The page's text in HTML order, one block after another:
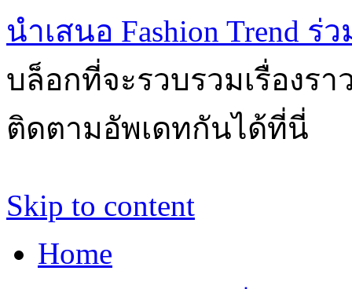
นำเสนอ Fashion Trend
บล็อกที่จะรวบรวมเรื่องร
ติดตามอัพเดทกันได้ที่นี่
Skip to content
Home